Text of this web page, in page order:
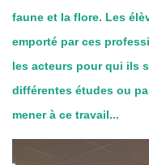
faune et la flore. Les
emporté par ces
les acteurs pour qui ils
différentes études ou
mener à ce travail...